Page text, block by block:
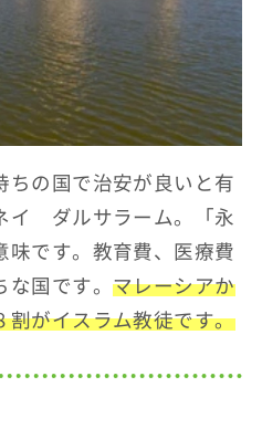
ちの国で治安が良いと有
イ ダルサラーム。「永
味です。教育費、医療費
国です。 マレーシアか
割がイスラム教徒です。